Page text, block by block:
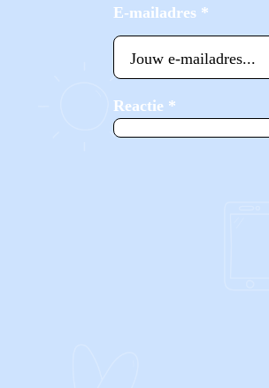
E-mailadres *
Reactie *